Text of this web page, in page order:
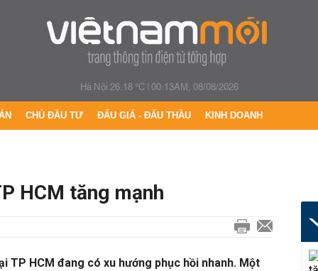
Hà Nội 26.18 °C|00:13AM, 08/08/2026
CHỦ ĐẦU TƯ ĐẤU GIÁ - ĐẤU THẦU KINH DOANH
HCM tăng mạnh
TP HCM đang có xu hướng phục hồi nhanh. Một